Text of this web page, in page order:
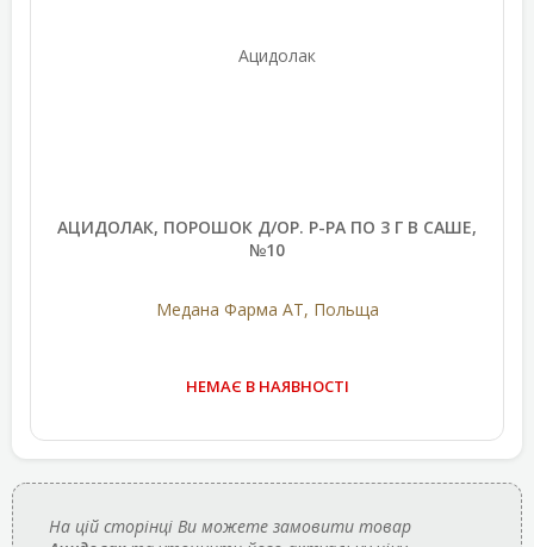
АЦИДОЛАК, ПОРОШОК Д/ОР. Р-РА ПО 3 Г В САШЕ,
№10
Медана Фарма АТ, Польща
НЕМАЄ В НАЯВНОСТІ
На цій сторінці Ви можете замовити товар